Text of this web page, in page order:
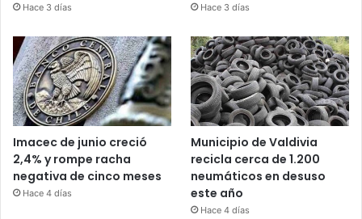
Hace 3 días Hace 3 días
Imacec de junio creció
2,4% y rompe racha
negativa de cinco meses
Hace 4 días
Municipio de Valdivia
recicla cerca de 1.200
neumáticos en desuso
este año
Hace 4 días